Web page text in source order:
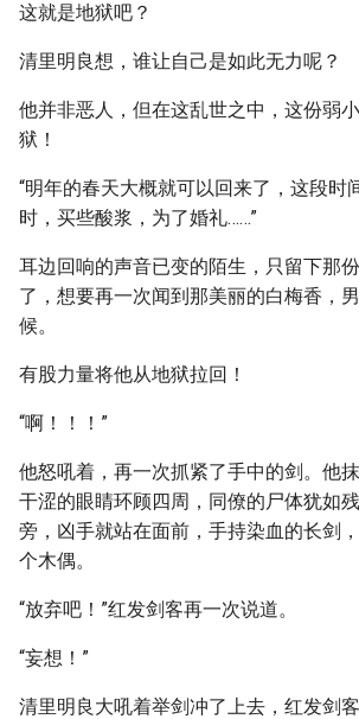
这就是地狱吧？
清里明良想，谁让自己是如此无力呢？
他并非恶人，但在这乱世之中，这份弱
狱！
“明年的春天大概就可以回来了，这段时
时，买些酸浆，为了婚礼……”
耳边回响的声音已变的陌生，只留下那
了，想要再一次闻到那美丽的白梅香，
候。
有股力量将他从地狱拉回！
“啊！！！”
他怒吼着，再一次抓紧了手中的剑。他
干涩的眼睛环顾四周，同僚的尸体犹如
旁，凶手就站在面前，手持染血的长剑
个木偶。
“放弃吧！”红发剑客再一次说道。
“妄想！”
清里明良大吼着举剑冲了上去，红发剑